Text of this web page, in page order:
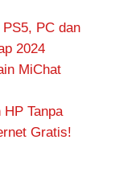
PC dan
2024
MiChat
Tanpa
Gratis!